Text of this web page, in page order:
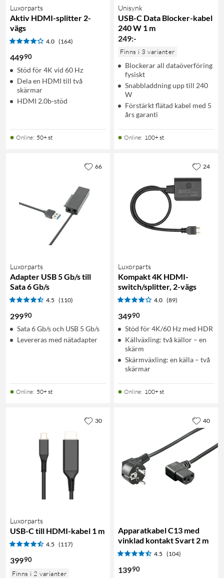
Luxorparts
Aktiv HDMI-splitter 2-
vägs
4.0 (164)
44990
Stöd för 4K vid 60 Hz
Dela en HDMI till två
skärmar
HDMI 2.0b-stöd
Online: 50+ st
Unisynk
USB-C Data Blocker-kabel
240 W 1 m
249:-
Finns i 3 varianter
Blockerar all dataöverföring
fysiskt
Snabbladdning upp till 240
W
Förstärkt flätad kabel med 5
års garanti
Online: 100+ st
Luxorparts
Adapter USB 5 Gb/s till
Sata 6 Gb/s
4.5 (110)
29990
Sata 6 Gb/s och USB 5 Gb/s
Levereras med nätadapter
Online: 50+ st
66
Luxorparts
Kompakt 4K HDMI-
switch/splitter, 2-vägs
4.0 (89)
34990
Stöd för 4K/60 Hz med HDR
Källväxling: två källor – en
skärm
Skärmväxling: en källa – två
skärmar
Online: 100+ st
24
Luxorparts
USB-C till HDMI-kabel 1 m
4.5 (117)
39990
Finns i 2 varianter
30
Apparatkabel C13 med
vinklad kontakt Svart 2 m
4.5 (104)
13990
40